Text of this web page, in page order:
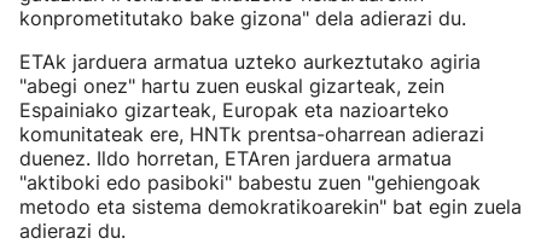
konprometitutako bake gizona" dela adierazi du.
ETAk jarduera armatua uzteko aurkeztutako agiria
"abegi onez" hartu zuen euskal gizarteak, zein
Espainiako gizarteak, Europak eta nazioarteko
komunitateak ere, HNTk prentsa-oharrean adierazi
duenez. Ildo horretan, ETAren jarduera armatua
"aktiboki edo pasiboki" babestu zuen "gehiengoak
metodo eta sistema demokratikoarekin" bat egin zuela
adierazi du.